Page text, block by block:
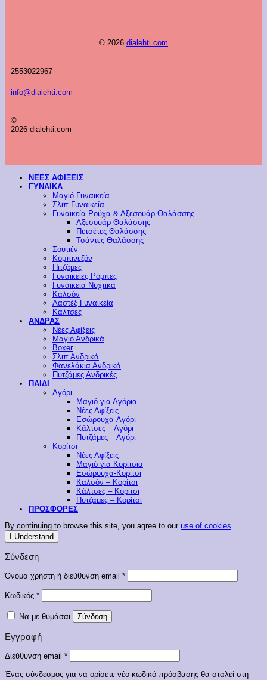
© 2026 dialehti.com
2553022967
info@dialehti.com
©
2026 dialehti.com
ΝΕΕΣ ΑΦΙΞΕΙΣ
ΓΥΝΑΙΚΑ
Μαγιό Γυναικεία
Σλιπ Γυναικεία
Γυναικεία Ρούχα & Αξεσουάρ Θαλάσσης
Αξεσουάρ Θαλάσσης
Πετσέτες Θαλάσσης
Τσάντες Θαλάσσης
Σουτιέν
Κομπινεζόν
Πιτζάμες
Γυναικείες Ρόμπες
Γυναικεία Νυχτικά
Καλσόν
Λαστέξ Γυναικεία
Κάλτσες
ΑΝΔΡΑΣ
Νέες Αφίξεις
Μαγιό Ανδρικά
Boxer
Σλιπ Ανδρικά
Φανελάκια Ανδρικά
Πυτζάμες Ανδρικές
ΠΑΙΔΙ
Αγόρι
Μαγιό για Αγόρια
Νέες Αφίξεις
Εσώρουχα-Αγόρι
Κάλτσες – Αγόρι
Πυτζάμες – Αγόρι
Κορίτσι
Νέες Αφίξεις
Μαγιό για Κορίτσια
Εσώρουχα-Κορίτσι
Καλσόν – Κορίτσι
Κάλτσες – Κορίτσι
Πυτζάμες – Κορίτσι
ΠΡΟΣΦΟΡΕΣ
By continuing to browse this site, you agree to our use of cookies
I Understand
Σύνδεση
Όνομα χρήστη ή διεύθυνση email *Απαιτείται
Κωδικός *Απαιτείται
Να με θυμάσαι Σύνδεση
Εγγραφή
Διεύθυνση email *Απαιτείται
Ένας σύνδεσμος για να ορίσετε νέο κωδικό πρόσβασης θα σταλεί στη